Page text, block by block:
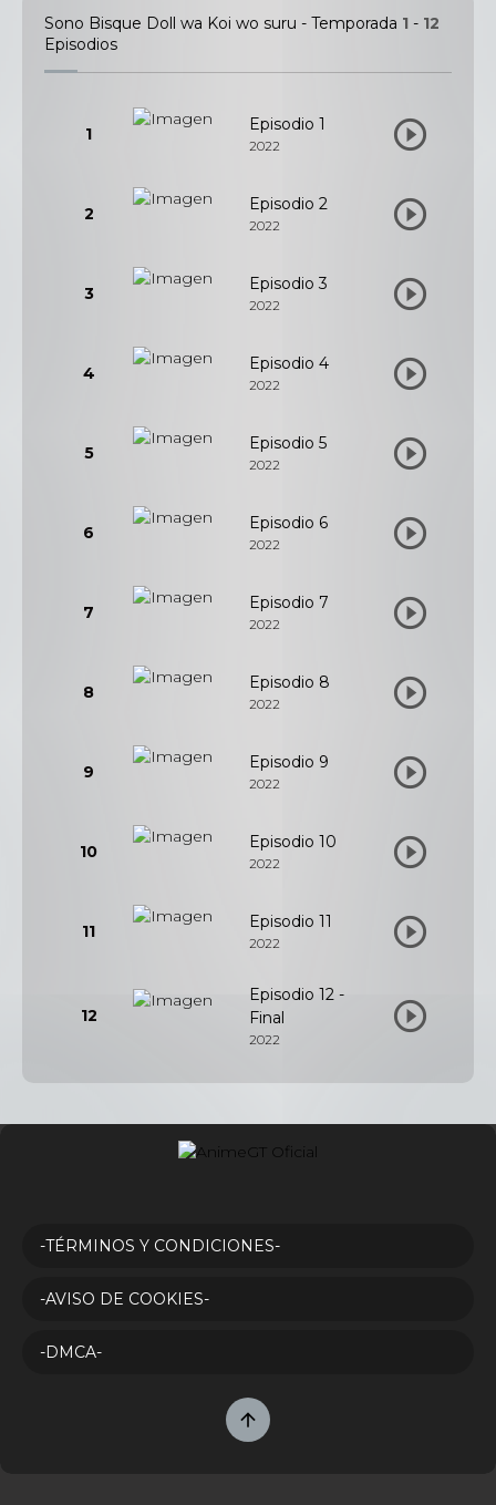
Sono Bisque Doll wa Koi wo suru - Temporada 1 - 12
Episodios
1 Episodio 1
2022
2 Episodio 2
2022
3 Episodio 3
2022
4 Episodio 4
2022
5 Episodio 5
2022
6 Episodio 6
2022
7 Episodio 7
2022
8 Episodio 8
2022
9 Episodio 9
2022
10 Episodio 10
2022
11 Episodio 11
2022
12
Episodio 12 -
Final
2022
-TÉRMINOS Y CONDICIONES-
-AVISO DE COOKIES-
-DMCA-